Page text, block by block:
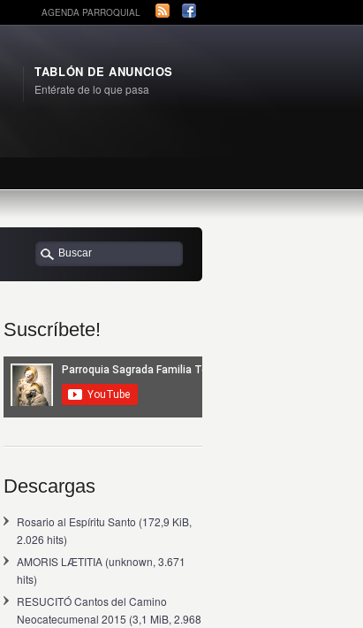
AGENDA PARROQUIAL
TABLÓN DE ANUNCIOS
Entérate de lo que pasa
Suscríbete!
Descargas
Rosario al Espíritu Santo (172,9 KiB,
2.026 hits)
AMORIS LÆTITIA (unknown, 3.671
hits)
RESUCITÓ Cantos del Camino
Neocatecumenal 2015 (3,1 MiB, 2.968